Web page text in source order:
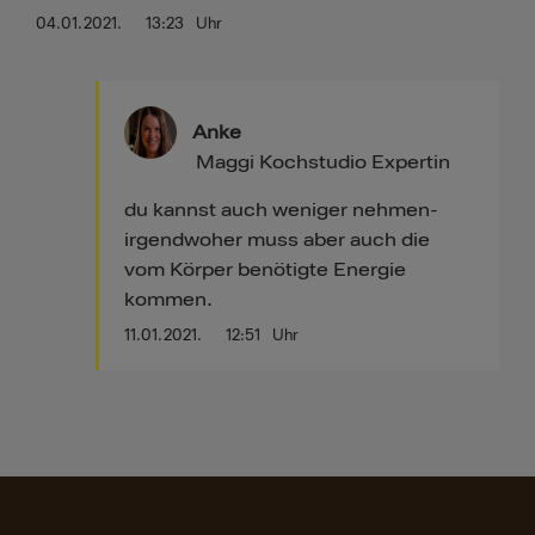
04.01.2021. 13:23 Uhr
Anke
11.01.2021. 12:51 Uhr
Maggi Kochstudio Expertin
du kannst auch weniger nehmen-
irgendwoher muss aber auch die
vom Körper benötigte Energie
kommen.